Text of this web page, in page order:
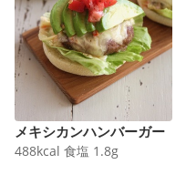
メキシカンハンバーガー
488kcal 食塩 1.8g